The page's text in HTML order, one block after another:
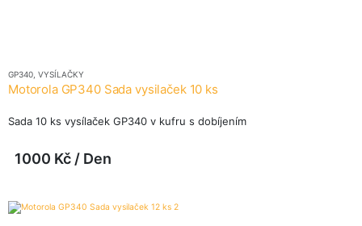
GP340 VYSÍLAČKY
Motorola GP340 Sada vysilaček 10 ks
Sada 10 ks vysílaček GP340 v kufru s dobíjením
1000 Kč / Den